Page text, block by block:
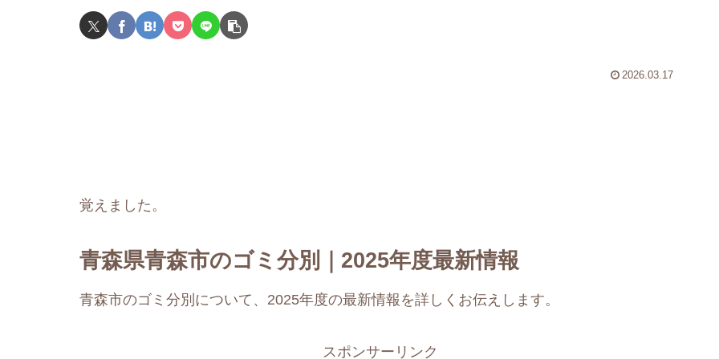
2026.03.17
覚えました。
青森県青森市のゴミ分別｜2025年度最新情報
青森市のゴミ分別について、2025年度の最新情報を詳しくお伝えします。
スポンサーリンク